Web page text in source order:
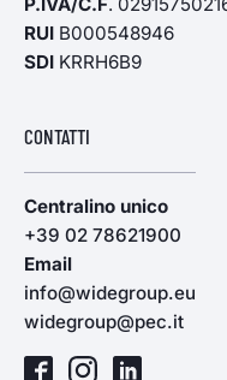
RUI B000548946
SDI KRRH6B9
CONTATTI
Centralino unico
+39 02 78621900
Email
info@widegroup.eu
widegroup@pec.it